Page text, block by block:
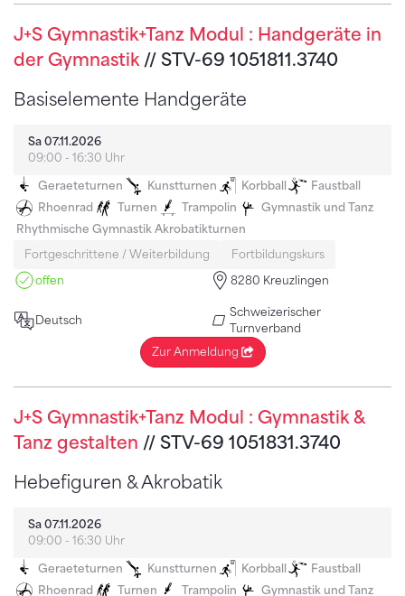
J+S Gymnastik+Tanz Modul : Handgeräte in
der Gymnastik// STV-69 1051811.3740
Basiselemente Handgeräte
Sa 07.11.2026
09:00 - 16:30 Uhr
Geraeteturnen Kunstturnen Korbball
Faustball
Rhoenrad
Turnen Trampolin
Gymnastik und Tanz
Rhythmische Gymnastik Akrobatikturnen
Fortgeschrittene / Weiterbildung
Fortbildungskurs
offen
8280 Kreuzlingen
Deutsch
Schweizerischer
Turnverband
Zur Anmeldung
J+S Gymnastik+Tanz Modul : Gymnastik &
Tanz gestalten // STV-69 1051831.3740
Hebefiguren & Akrobatik
Sa 07.11.2026
09:00 - 16:30 Uhr
Geraeteturnen Kunstturnen Korbball
Faustball
Rhoenrad
Turnen Trampolin Gymnastik und Tanz